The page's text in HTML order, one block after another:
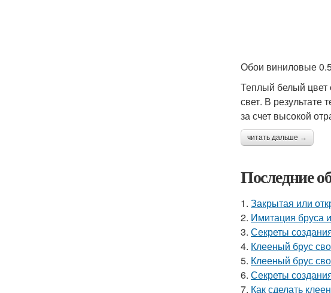
Обои виниловые
Теплый белый цвет
свет. В результате
за счет высокой
читать дальше →
Последние
1. Закрытая или
2. Имитация бруса
3. Секреты
4. Клееный брус
5. Клееный брус
6. Секреты
7. Как сделать